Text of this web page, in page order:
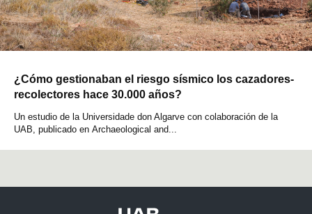
¿Cómo gestionaban el riesgo sísmico los cazadores-
recolectores hace 30.000 años?
Un estudio de la Universidade don Algarve con colaboración de la
UAB, publicado en Archaeological and...